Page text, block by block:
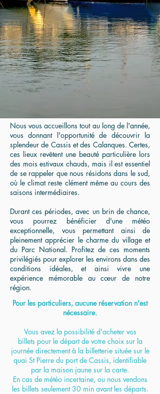
Nous vous accueillons tout au long de l'année,
vous donnant l'opportunité de découvrir la
splendeur de Cassis et des Calanques. Certes,
ces lieux revêtent une beauté particulière lors
des mois estivaux chauds, mais il est essentiel
de se rappeler que nous résidons dans le sud,
où le climat reste clément même au cours des
saisons intermédiaires.
Durant ces périodes, avec un brin de chance,
vous pourrez bénéficier d'une météo
exceptionnelle, vous permettant ainsi de
pleinement apprécier le charme du village et
du Parc National. Profitez de ces moments
privilégiés pour explorer les environs dans des
conditions idéales, et ainsi vivre une
expérience mémorable au cœur de notre
région.
Pour les particuliers, aucune réservation n'est
nécessaire.
Vous avez la possibilité d'acheter vos
billets pour le départ de votre choix sur la
journéedirectement à la billetterie située sur le
quai St Pierre du port de Cassis, identifiable
par la maison jaune sur la carte.
En cas de météo incertaine, ou nous vendons
les billets seulement 30 min avant les départs.